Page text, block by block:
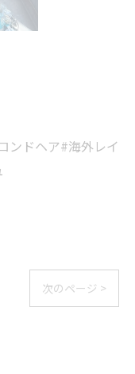
ンドヘア#海外レイ
次のページ >